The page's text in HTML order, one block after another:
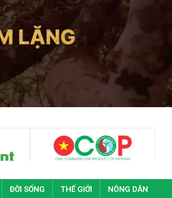
ĐỜI SỐNG THẾ GIỚI NÔNG DÂN